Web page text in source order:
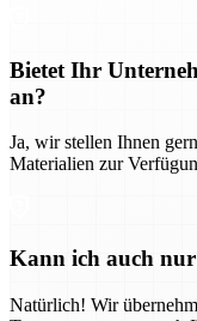
Bietet Ihr
an?
Ja, wir stellen Ihnen
Materialien zur
Kann ich auch
Natürlich! Wir